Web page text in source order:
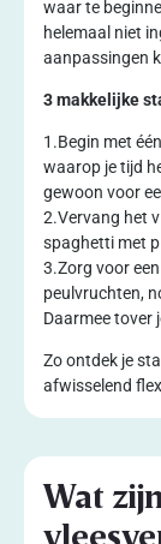
waar te
helemaal niet
aanpassingen
3 makkelijke
1.Begin met
waarop je tijd
gewoon voor
2.Vervang het
spaghetti met
3.Zorg voor
peulvruchten,
Daarmee tover
Zo ontdek je
afwisselend
Wat